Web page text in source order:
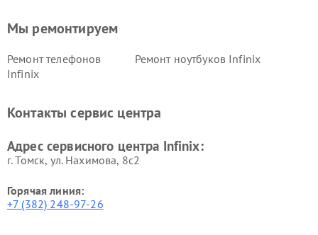
Мы ремонтируем
Ремонт телефонов
Infinix
Ремонт ноутбуков Infinix
Контакты сервис центра
Адрес сервисного центра Infinix:
г. Томск, ул. Нахимова, 8с2
Горячая линия:
+7 (382) 248-97-26